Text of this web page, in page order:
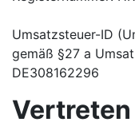
Umsatzsteuer-ID
gemäß §27 a
DE308162296